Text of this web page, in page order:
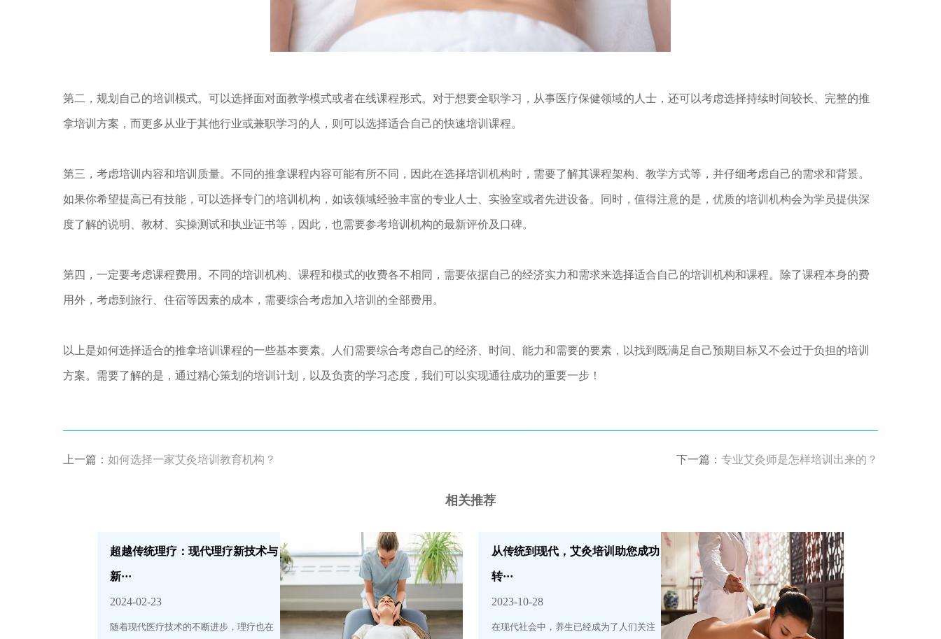
第二，规划自己的培训模式。可以选择面对面教学模式或者在线课程形式。对于想要全职学习，从事医疗保健领域的人士，还可以考虑选择持续时间较长、完整的推
拿培训方案，而更多从业于其他行业或兼职学习的人，则可以选择适合自己的快速培训课程。
第三，考虑培训内容和培训质量。不同的推拿课程内容可能有所不同，因此在选择培训机构时，需要了解其课程架构、教学方式等，并仔细考虑自己的需求和背景。
如果你希望提高已有技能，可以选择专门的培训机构，如该领域经验丰富的专业人士、实验室或者先进设备。同时，值得注意的是，优质的培训机构会为学员提供深
度了解的说明、教材、实操测试和执业证书等，因此，也需要参考培训机构的最新评价及口碑。
第四，一定要考虑课程费用。不同的培训机构、课程和模式的收费各不相同，需要依据自己的经济实力和需求来选择适合自己的培训机构和课程。除了课程本身的费
用外，考虑到旅行、住宿等因素的成本，需要综合考虑加入培训的全部费用。
以上是如何选择适合的推拿培训课程的一些基本要素。人们需要综合考虑自己的经济、时间、能力和需要的要素，以找到既满足自己预期目标又不会过于负担的培训
方案。需要了解的是，通过精心策划的培训计划，以及负责的学习态度，我们可以实现通往成功的重要一步！
上一篇： 如何选择一家艾灸培训教育机构？ 下一篇：专业艾灸师是怎样培训出来的？
相关推荐
超越传统理疗：现代理疗新技术与
新···
2024-02-23
随着现代医疗技术的不断进步，理疗也在
从传统到现代，艾灸培训助您成功
转···
2023-10-28
在现代社会中，养生已经成为了人们关注